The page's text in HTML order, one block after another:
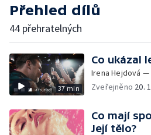
Přehled dílů
44 přehratelných
37 min
Co ukázal
Irena Hejdová —
Zveřejněno 20.
Co mají
Její tělo?